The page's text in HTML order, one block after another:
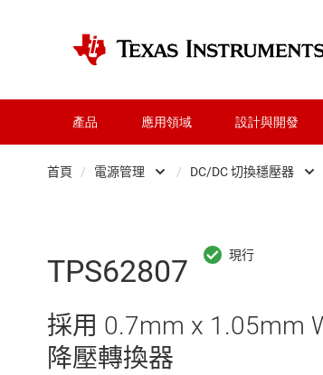
產品 應用領域 設計與開發
首頁 / 電源管理
交換器與多工器
射頻 (RF) 與微波
/ DC/DC 切換穩壓器
DDR
TPS62807
採用 0.7mm x 1.05mm
降壓轉換器